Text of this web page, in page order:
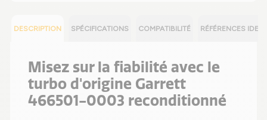
DESCRIPTION SPÉCIFICATIONS COMPATIBILITÉ RÉFÉRENCES
Misez sur la fiabilité avec le
turbo d'origine Garrett
466501-0003 reconditionné